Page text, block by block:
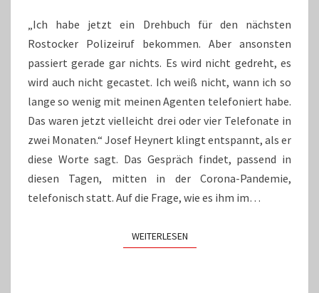
„Ich habe jetzt ein Drehbuch für den nächsten
Rostocker Polizeiruf bekommen. Aber ansonsten
passiert gerade gar nichts. Es wird nicht gedreht, es
wird auch nicht gecastet. Ich weiß nicht, wann ich so
lange so wenig mit meinen Agenten telefoniert habe.
Das waren jetzt vielleicht drei oder vier Telefonate in
zwei Monaten.“ Josef Heynert klingt entspannt, als er
diese Worte sagt. Das Gespräch findet, passend in
diesen Tagen, mitten in der Corona-Pandemie,
telefonisch statt. Auf die Frage, wie es ihm im…
WEITERLESENWEITERLESEN